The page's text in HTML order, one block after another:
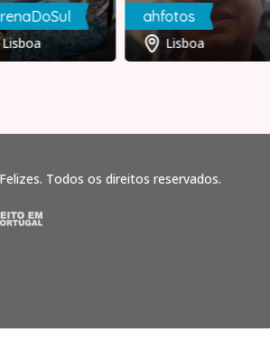
Lisboa
ahfotos
Lisboa
Todos os direitos reservados.